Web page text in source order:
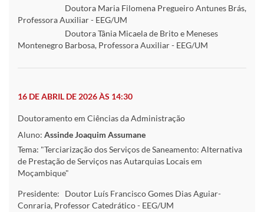
Doutora Maria Filomena Pregueiro Antunes Brás,
Professora Auxiliar - EEG/UM
Doutora Tânia Micaela de Brito e Meneses
Montenegro Barbosa, Professora Auxiliar - EEG/UM
16 DE ABRIL DE 2026 ÀS 14:30
Doutoramento em Ciências da Administração
Aluno: Assinde Joaquim Assumane
Tema: "Terciarização dos Serviços de Saneamento: Alternativa
de Prestação de Serviços nas Autarquias Locais em
Moçambique"
Presidente:
Doutor Luís Francisco Gomes Dias Aguiar-
Conraria, Professor Catedrático - EEG/UM